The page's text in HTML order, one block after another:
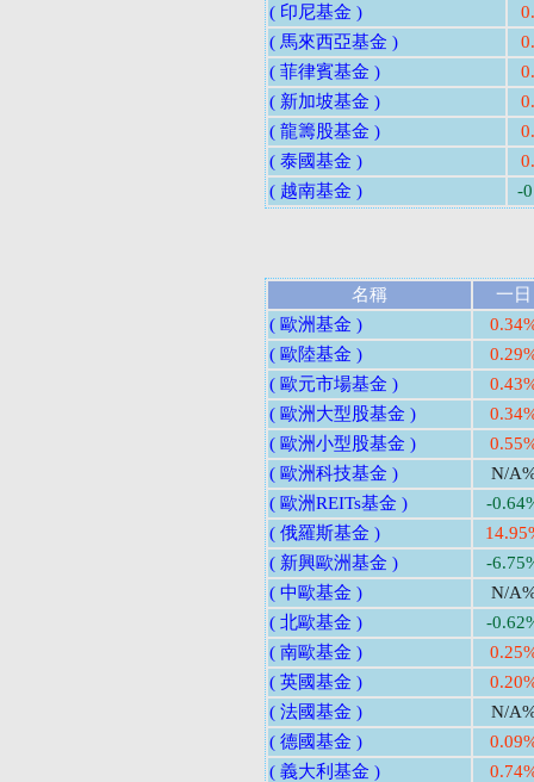
( 印尼基金 )
( 馬來西亞基金 )
( 菲律賓基金 )
( 新加坡基金 )
( 龍籌股基金 )
( 泰國基金 )
( 越南基金 )
-
名稱
一日
( 歐洲基金 )
( 歐陸基金 )
( 歐元市場基金 )
( 歐洲大型股基金 )
( 歐洲小型股基金 )
( 歐洲科技基金 )
N/
( 歐洲REITs基金 )
-
( 俄羅斯基金 )
( 新興歐洲基金 )
-
( 中歐基金 )
N/
( 北歐基金 )
-
( 南歐基金 )
( 英國基金 )
( 法國基金 )
N/
( 德國基金 )
( 義大利基金 )